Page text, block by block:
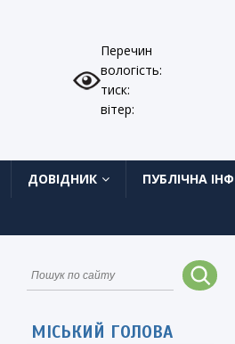
Перечин
вологість:
тиск:
вітер:
ДОВІДНИК ПУБЛІЧНА
МІСЬКИЙ ГОЛОВА